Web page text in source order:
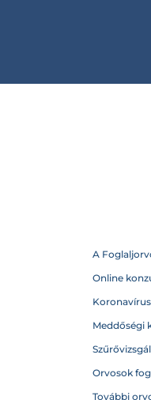
A
Online
Meddőségi
Orvosok
További